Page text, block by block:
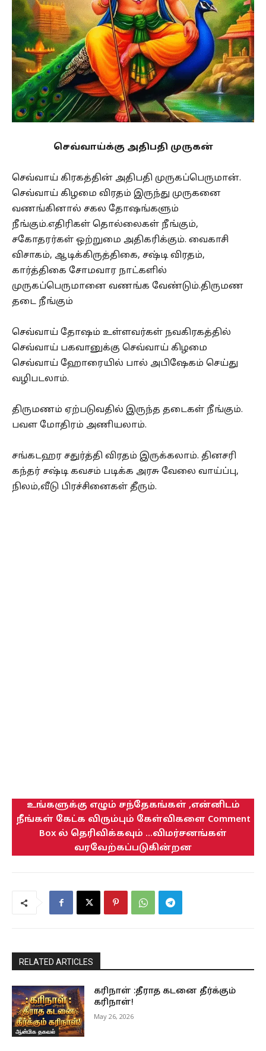
செவ்வாய்க்கு அதிபதி முருகன்
செவ்வாய் கிரகத்தின் அதிபதி முருகப்பெருமான்.
செவ்வாய் கிழமை விரதம் இருந்து முருகனை
வணங்கினால் சகல தோஷங்களும்
நீங்கும்.எதிரிகள் தொல்லைகள் நீங்கும்,
சகோதரர்கள் ஒற்றுமை அதிகரிக்கும். வைகாசி
விசாகம், ஆடிக்கிருத்திகை, சஷ்டி விரதம்,
கார்த்திகை சோமவார நாட்களில்
முருகப்பெருமானை வணங்க வேண்டும்.திருமண
தடை நீங்கும்
செவ்வாய் தோஷம் உள்ளவர்கள் நவகிரகத்தில்
செவ்வாய் பகவானுக்கு செவ்வாய் கிழமை
செவ்வாய் ஹோரையில் பால் அபிஷேகம் செய்து
வழிபடலாம்.
திருமணம் ஏற்படுவதில் இருந்த தடைகள் நீங்கும்.
பவள மோதிரம் அணியலாம்.
சங்கடஹர சதுர்த்தி விரதம் இருக்கலாம். தினசரி
கந்தர் சஷ்டி கவசம் படிக்க அரசு வேலை வாய்ப்பு,
நிலம்,வீடு பிரச்சினைகள் தீரும்.
உங்களுக்கு எழும் சந்தேகங்கள் ,என்னிடம்
நீங்கள் கேட்க விரும்பும் கேள்விகளை Comment
Box ல் தெரிவிக்கவும் ...விமர்சனங்கள்
வரவேற்கப்படுகின்றன
RELATED ARTICLES
ஆன்மிக தகவல்
கரிநாள் :தீராத கடனை தீர்க்கும்
கரிநாள்!
May 26, 2026